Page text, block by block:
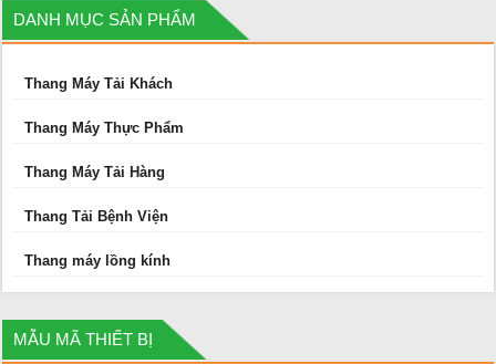
DANH MỤC SẢN PHẨM
Thang Máy Tải Khách
Thang Máy Thực Phẩm
Thang Máy Tải Hàng
Thang Tải Bệnh Viện
Thang máy lồng kính
MẪU MÃ THIẾT BỊ